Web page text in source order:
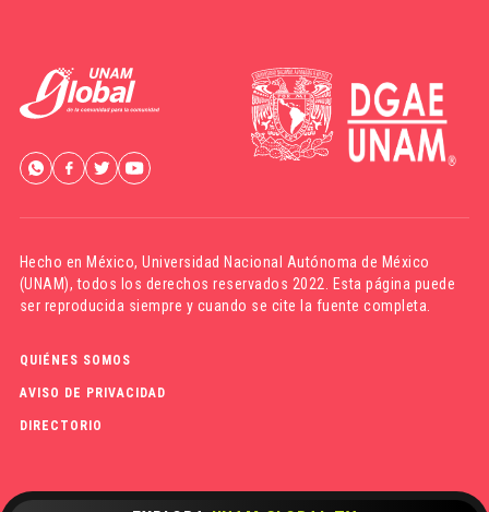
Hecho en México,Universidad Nacional Autónoma de México
(UNAM), todos los derechos reservados 2022. Esta página puede
ser reproducida siempre y cuando se cite la fuente completa.
QUIÉNES SOMOS
AVISO DE PRIVACIDAD
DIRECTORIO